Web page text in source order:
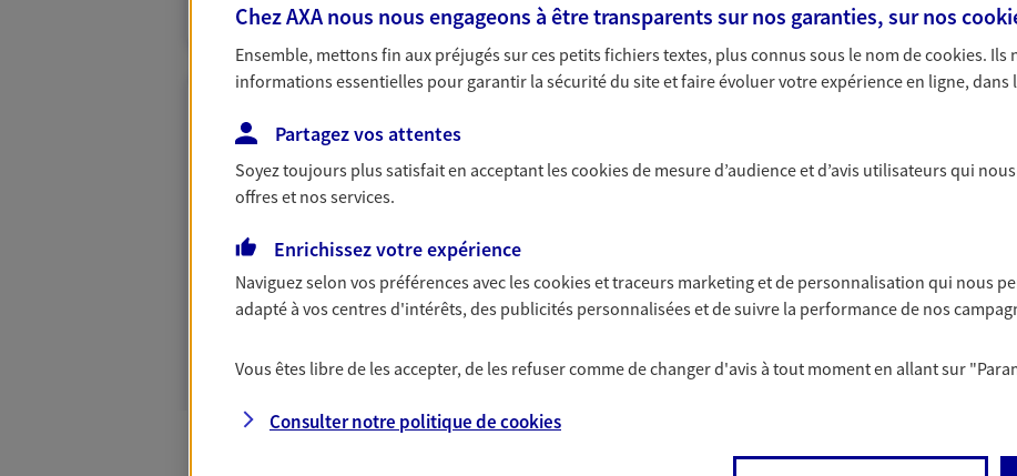
N° Orias * (orias.fr) : 22003491
Agent Général d'assurance exclusif AXA France
1 Av Des 4 Otages, 84800 L Isle Sur La Sorgue
Horaires :Fermé
Ouvre le 10 août à 09:00
N° Orias * (orias.fr) : 09051931
Chez AXA nous nous engageons à être transparents sur nos garanties, sur nos
Ensemble, mettons fin aux préjugés sur ces petits fichiers textes, plus connus sous le nom decookies. Ils
informations essentielles pour garantir la sécurité du site et faire évoluer votre expérience en ligne, dans
Partagez vos attentes
Soyez toujours plus satisfait en acceptant lescookiesde mesure d’audience et d’avis utilisateurs qui
offres et nos services.
Enrichissez votre expérience
Naviguez selon vos préférences avec lescookies et traceurs marketing et de personnalisation qui nous
adapté à vos centres d'intérêts, des publicités personnalisées et de suivre la performance de nos
Vous êtes libre de les accepter, de les refuser comme de changer d'avis à tout moment en allant sur
Consulter notre politique decookies